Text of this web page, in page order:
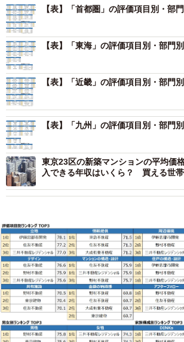
【表】「首都圏」の評価項目別・部
【表】「東海」の評価項目別・部門
【表】「近畿」の評価項目別・部門
【表】「九州」の評価項目別・部門
東京23区の新築マンションの平均価
入できる年収はいくら？ 買える世